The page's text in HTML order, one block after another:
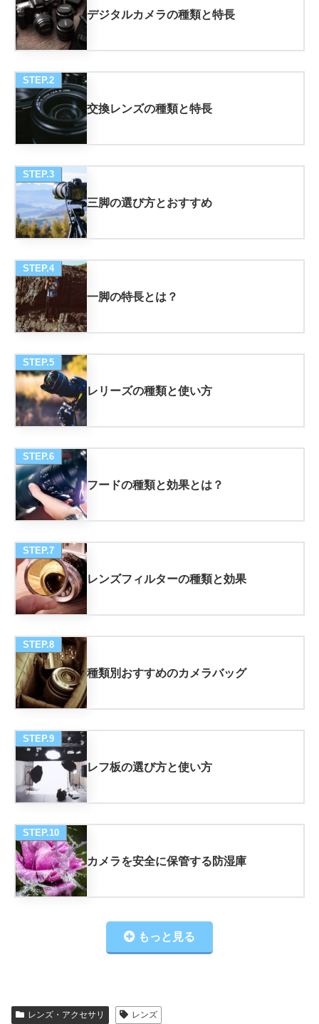
デジタルカメラの種類と特長
STEP.2
交換レンズの種類と特長
STEP.3
三脚の選び方とおすすめ
STEP.4
一脚の特長とは？
STEP.5
レリーズの種類と使い方
STEP.6
フードの種類と効果とは？
STEP.7
レンズフィルターの種類と効果
STEP.8
種類別おすすめのカメラバッグ
STEP.9
レフ板の選び方と使い方
STEP.10
カメラを安全に保管する防湿庫
もっと見る
レンズ・アクセサリ レンズ